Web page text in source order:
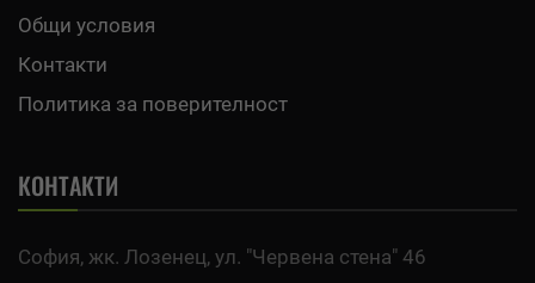
Общи условия
Контакти
Политика за поверителност
КОНТАКТИ
София, жк. Лозенец, ул. "Червена стена" 46